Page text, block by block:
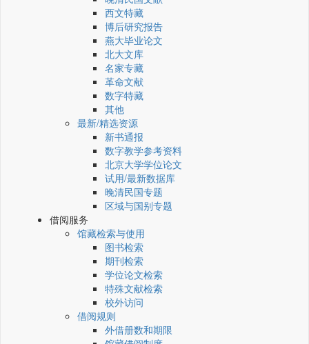
西文特藏
博后研究报告
燕大毕业论文
北大文库
名家专藏
革命文献
数字特藏
其他
最新/精选资源
新书通报
数字教学参考资料
北京大学学位论文
试用/最新数据库
晚清民国专题
区域与国别专题
借阅服务
馆藏检索与使用
图书检索
期刊检索
学位论文检索
特殊文献检索
校外访问
借阅规则
外借册数和期限